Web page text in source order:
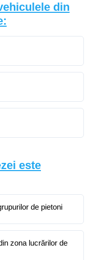
din
este
de pietoni
zona lucrărilor de